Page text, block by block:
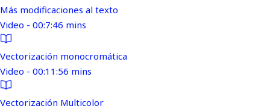
Más modificaciones al texto
Video - 00:7:46 mins
Vectorización monocromática
Video - 00:11:56 mins
Vectorización Multicolor